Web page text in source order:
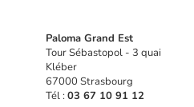
Paloma Grand Est
Tour Sébastopol - 3 quai
Kléber
67000 Strasbourg
Tél : 03 67 10 91 12